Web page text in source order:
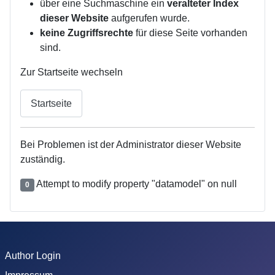
über eine Suchmaschine ein veralteter Index
dieser Website aufgerufen wurde.
keine Zugriffsrechte für diese Seite vorhanden
sind.
Zur Startseite wechseln
Startseite
Bei Problemen ist der Administrator dieser Website
zuständig.
0 Attempt to modify property "datamodel" on null
Author Login